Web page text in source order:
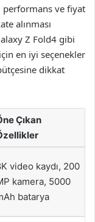
performans ve fiyat
alınması
Z Fold4 gibi
en iyi seçenekler
dikkat
Çıkan
video kaydı, 200
kamera, 5000
batarya